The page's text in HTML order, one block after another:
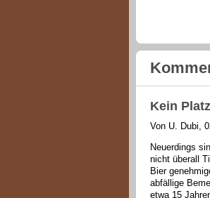
Kein
Von U. Dubi,
Neuerdings
nicht überall
Bier
abfällige
etwa 15